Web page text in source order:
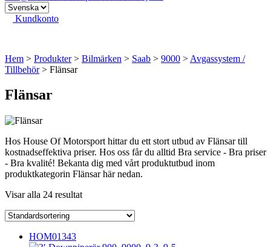
Kundkonto
Hem > Produkter> Bilmärken > Saab > 9000 > Avgassystem /
Tillbehör> Flänsar
Flänsar
Hos House Of Motorsport hittar du ett stort utbud av Flänsar till
kostnadseffektiva priser. Hos oss får du alltid Bra service - Bra priser
- Bra kvalité! Bekanta dig med vårt produktutbud inom
produktkategorin Flänsar här nedan.
Visar alla 24 resultat
HOM01343